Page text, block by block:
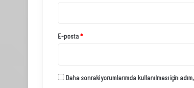
E-posta*
Daha sonraki yorumlarımda kullanılması için